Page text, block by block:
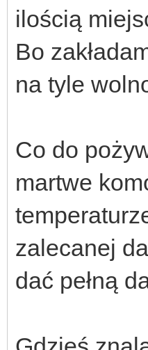
ilością
Bo
na tyle
Co do
martwe
zalecanej
dać pełną